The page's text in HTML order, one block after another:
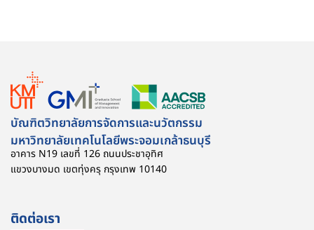
บัณฑิตวิทยาลัยการจัดการและนวัตกรรม
มหาวิทยาลัยเทคโนโลยีพระจอมเกล้าธนบุรี
อาคาร N19 เลขที่ 126 ถนนประชาอุทิศ
แขวงบางมด เขตทุ่งครุ กรุงเทพ 10140
ติดต่อเรา